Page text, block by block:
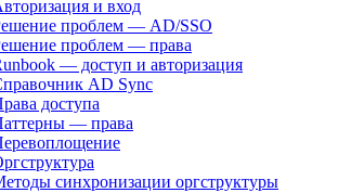
и вход
проблем — AD/SSO
проблем — права
— доступ и авторизация
AD Sync
доступа
— права
синхронизации оргструктуры